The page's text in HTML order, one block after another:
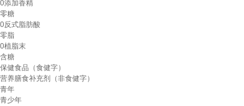
0添加香精
零糖
0反式脂肪酸
零脂
0植脂末
含糖
保健食品（食健字）
营养膳食补充剂（非食健字）
青年
青少年